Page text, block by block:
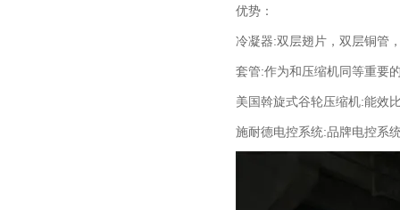
优势：
冷凝器:双层翅片，双层铜管
套管:作为和压缩机同等重要
美国斡旋式谷轮压缩机:能效
施耐德电控系统:品牌电控系